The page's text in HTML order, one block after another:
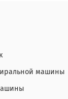
машины